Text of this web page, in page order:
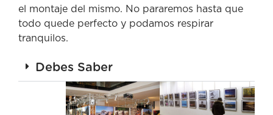
el montaje del mismo. No pararemos hasta que
todo quede perfecto y podamos respirar
tranquilos.
Debes Saber